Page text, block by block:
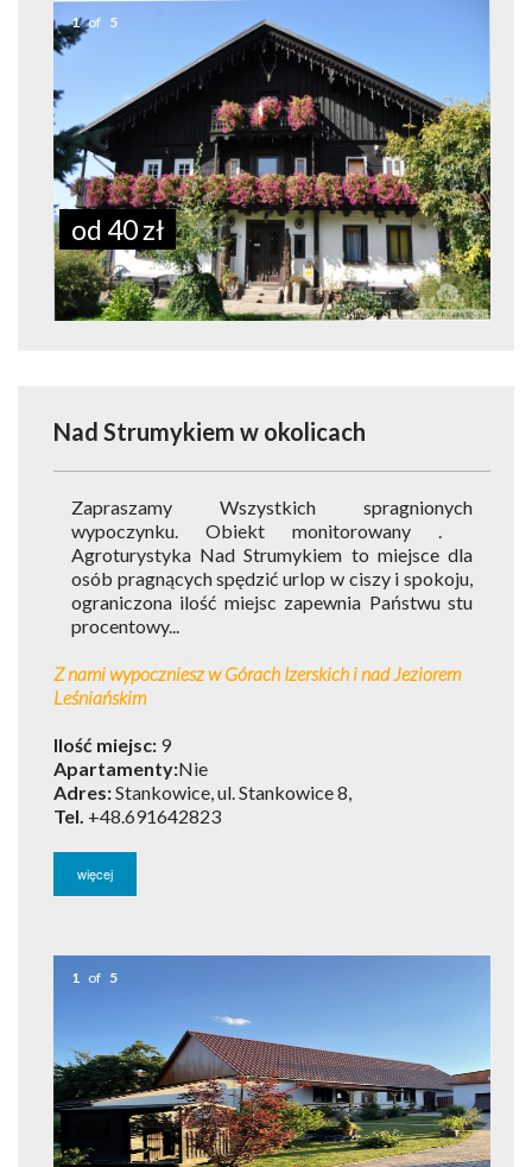
1 of 5
od 40 zł
Nad Strumykiem w okolicach
Zapraszamy Wszystkich spragnionych
wypoczynku. Obiekt monitorowany .
Agroturystyka Nad Strumykiem to miejsce dla
osób pragnących spędzić urlop w ciszy i spokoju,
ograniczona ilość miejsc zapewnia Państwu stu
procentowy...
Z nami wypoczniesz w Górach Izerskich i nad Jeziorem
Leśniańskim
Ilość miejsc: 9
Apartamenty:Nie
Adres:Stankowice, ul. Stankowice 8,
Tel. +48.691642823
więcej
1 of 5